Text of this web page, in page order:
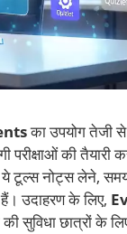
का उपयोग तेजी
की तैयारी
टूल्स नोट्स लेने,
उदाहरण के लिए,
छात्रों के लिए